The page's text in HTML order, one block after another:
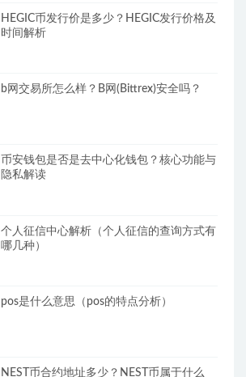
HEGIC币发行价是多少？HEGIC发行价格及
时间解析
b网交易所怎么样？B网(Bittrex)安全吗？
币安钱包是否是去中心化钱包？核心功能与
隐私解读
个人征信中心解析（个人征信的查询方式有
哪几种）
pos是什么意思（pos的特点分析）
NEST币合约地址多少？NEST币属于什么